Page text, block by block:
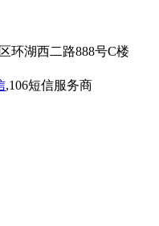
环湖西二路888号C楼
,106短信服务商